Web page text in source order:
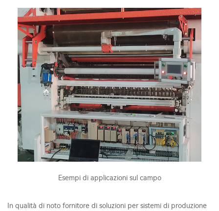
Esempi di applicazioni sul campo
In qualità di noto fornitore di soluzioni per sistemi di produzione